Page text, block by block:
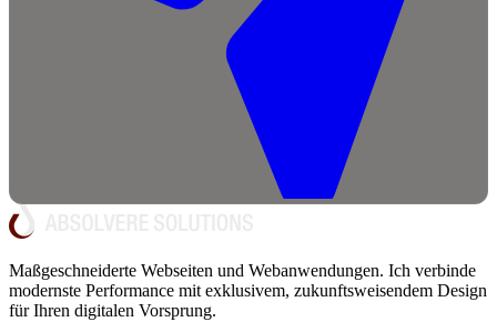
Maßgeschneiderte Webseiten und Webanwendungen. Ich verbinde
modernste Performance mit exklusivem, zukunftsweisendem Design
für Ihren digitalen Vorsprung.